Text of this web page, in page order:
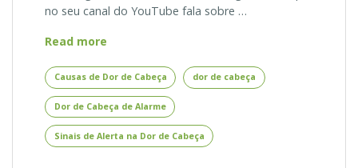
no seu canal do YouTube fala sobre …
Read more
Dor
de
Cabeça
–
Causas
Causas de Dor de Cabeça dor de cabeça
Dor de Cabeça de Alarme
Sinais de Alerta na Dor de Cabeça